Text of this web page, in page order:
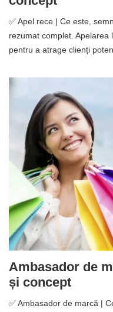
✅ Apel rece | Ce este,
rezumat complet.
pentru a atrage clienți
Ambasador de
și concept
✅ Ambasador de marcă |